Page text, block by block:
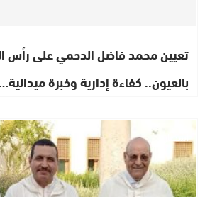
تعيين محمد فاضل الدحمي على رأس
بالعيون.. كفاءة إدارية وخبرة ميدانية…
اشطاري